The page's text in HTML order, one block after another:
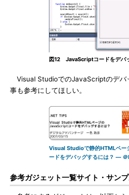
図12 JavaScriptコードをデバ
Visual StudioでのJavaScriptのデバ
事も参考にしてほしい。
Visual Studioで静的HTMLペー
ードをデバッグするには？ —
参考ガジェット一覧サイト・サン